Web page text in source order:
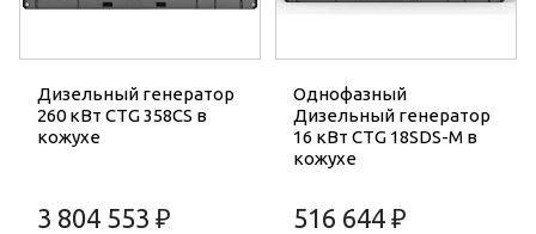
Дизельный генератор
260 кВт CTG 358CS в
кожухе
3 804 553 ₽
Однофазный
Дизельный генератор
16 кВт CTG 18SDS-M в
кожухе
516 644 ₽